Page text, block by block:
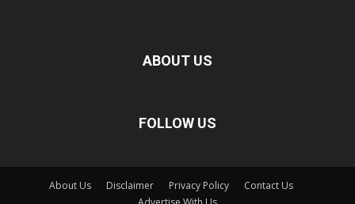
ABOUT US
FOLLOW US
About Us Disclaimer Privacy Policy
Contact Us